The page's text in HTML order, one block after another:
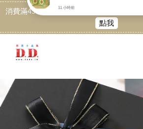
消費滿499免運喔, 記得加
點我
您的購物車目前還
繼續購物